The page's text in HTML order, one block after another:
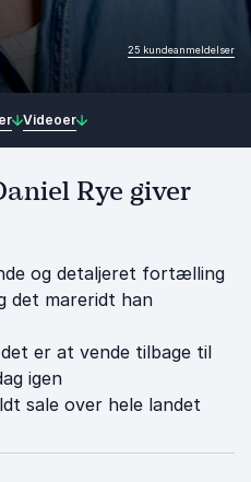
25 kundeanmeldelser
Videoer
Rye giver
og detaljeret fortælling
det mareridt han
er at vende tilbage til
igen
sale over hele landet